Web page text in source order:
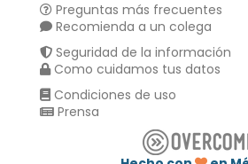
Preguntas más frecuentes
Recomienda a un colega
Seguridad de la información
Como cuidamos tus datos
Condiciones de uso
Prensa